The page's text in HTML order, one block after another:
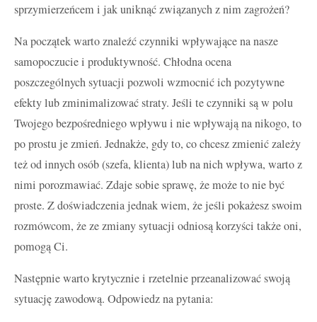
sprzymierzeńcem i jak uniknąć związanych z nim zagrożeń?
Na początek warto znaleźć czynniki wpływające na nasze
samopoczucie i produktywność. Chłodna ocena
poszczególnych sytuacji pozwoli wzmocnić ich pozytywne
efekty lub zminimalizować straty. Jeśli te czynniki są w polu
Twojego bezpośredniego wpływu i nie wpływają na nikogo, to
po prostu je zmień. Jednakże, gdy to, co chcesz zmienić zależy
też od innych osób (szefa, klienta) lub na nich wpływa, warto z
nimi porozmawiać. Zdaje sobie sprawę, że może to nie być
proste. Z doświadczenia jednak wiem, że jeśli pokażesz swoim
rozmówcom, że ze zmiany sytuacji odniosą korzyści także oni,
pomogą Ci.
Następnie warto krytycznie i rzetelnie przeanalizować swoją
sytuację zawodową. Odpowiedz na pytania: